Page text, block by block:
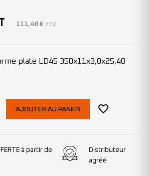
111,48 € TTC
plate LD45 350x11x3,0x25,40
AJOUTER AU PANIER
à partir de
Distributeur
agréé